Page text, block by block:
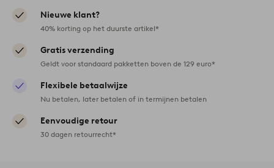
Nieuwe klant?
40% korting op het duurste artikel*
Gratis verzending
Geldt voor standaard pakketten boven de 129 euro*
Flexibele betaalwijze
Nu betalen, later betalen of in termijnen betalen
Eenvoudige retour
30 dagen retourrecht*